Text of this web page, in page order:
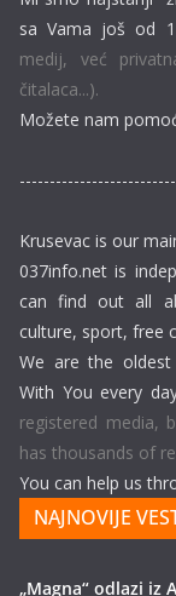
sa Vama još od
medij, već
čitalaca...).
Možete nam
Krusevac is our
037info.net is
can find out all
culture, sport, free
We are the
With You every
registered media,
has thousands of
You can help us
NAJNOVIJE
„Magna“ odlazi iz